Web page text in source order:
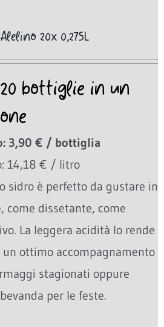
20x 0,275L
bottiglie in un
3,90 € / bottiglia
14,18 € / litro
sidro è perfetto da gustare in
come dissetante, come
La leggera acidità lo rende
un ottimo accompagnamento
stagionati oppure
per le feste.